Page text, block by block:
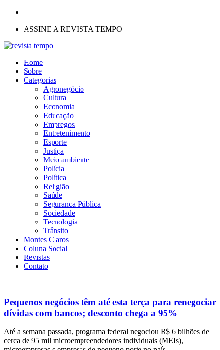
ASSINE A REVISTA TEMPO
Home
Sobre
Categorias
Agronegócio
Cultura
Economia
Educação
Empregos
Entretenimento
Esporte
Justiça
Meio ambiente
Polícia
Política
Religião
Saúde
Seguranca Pública
Sociedade
Tecnologia
Trânsito
Montes Claros
Coluna Social
Revistas
Contato
Pequenos negócios têm até esta terça para renegociar
dívidas com bancos; desconto chega a 95%
Até a semana passada, programa federal negociou R$ 6 bilhões de
cerca de 95 mil microempreendedores individuais (MEIs),